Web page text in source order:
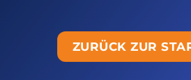
ZURÜCK ZUR